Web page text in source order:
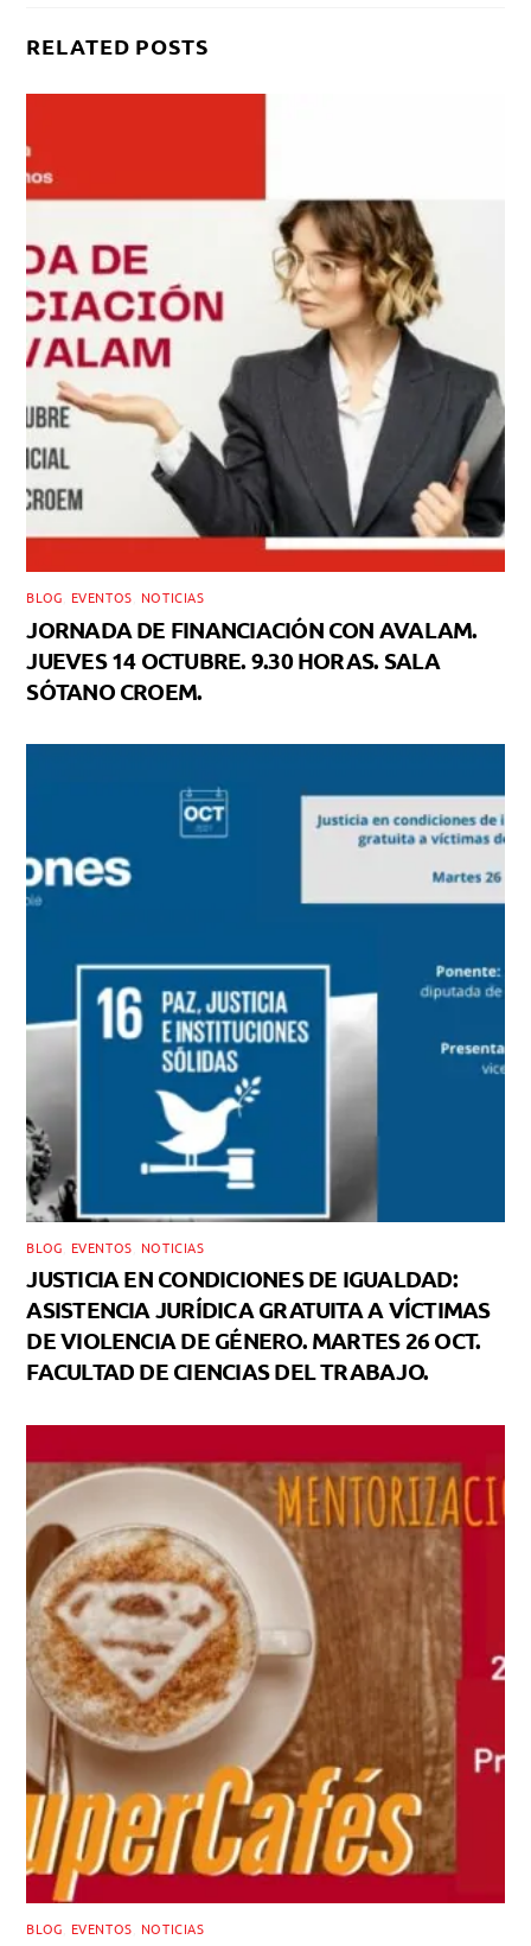
RELATED POSTS
BLOG EVENTOS NOTICIAS
JORNADA DE FINANCIACIÓN CON AVALAM.
JUEVES 14 OCTUBRE. 9.30 HORAS. SALA
SÓTANO CROEM.
BLOG EVENTOS NOTICIAS
JUSTICIA EN CONDICIONES DE IGUALDAD:
ASISTENCIA JURÍDICA GRATUITA A VÍCTIMAS
DE VIOLENCIA DE GÉNERO. MARTES 26 OCT.
FACULTAD DE CIENCIAS DEL TRABAJO.
BLOG EVENTOS NOTICIAS